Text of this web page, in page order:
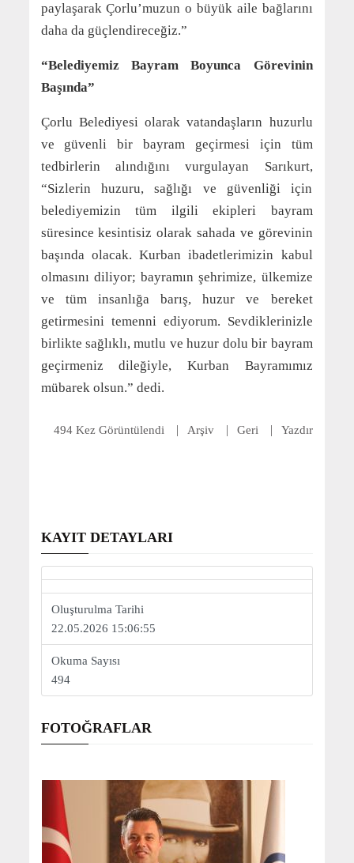
paylaşarak Çorlu’muzun o büyük aile bağlarını
daha da güçlendireceğiz.”
“Belediyemiz Bayram Boyunca Görevinin
Başında”
Çorlu Belediyesi olarak vatandaşların huzurlu
ve güvenli bir bayram geçirmesi için tüm
tedbirlerin alındığını vurgulayan Sarıkurt,
“Sizlerin huzuru, sağlığı ve güvenliği için
belediyemizin tüm ilgili ekipleri bayram
süresince kesintisiz olarak sahada ve görevinin
başında olacak. Kurban ibadetlerimizin kabul
olmasını diliyor; bayramın şehrimize, ülkemize
ve tüm insanlığa barış, huzur ve bereket
getirmesini temenni ediyorum. Sevdiklerinizle
birlikte sağlıklı, mutlu ve huzur dolu bir bayram
geçirmeniz dileğiyle, Kurban Bayramımız
mübarek olsun.” dedi.
494 Kez Görüntülendi Arşiv Geri Yazdır
KAYIT DETAYLARI
Oluşturulma Tarihi
22.05.2026 15:06:55
Okuma Sayısı
494
FOTOĞRAFLAR